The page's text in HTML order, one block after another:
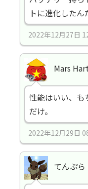
トに進化したん
2022年12月27日
Mars
性能はいい、も
だけ。
2022年12月29日
てんぷら